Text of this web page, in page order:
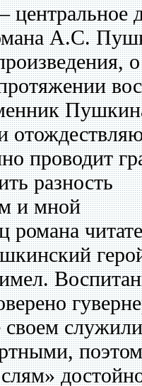
центральное
А.С.
проводит
разность
и мной
романа
своем